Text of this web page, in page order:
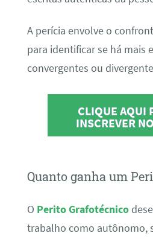
A perícia envolve o
para identificar se há mais
convergentes ou
CLIQUE AQUI
INSCREVER
Quanto ganha um
O Perito Grafotécnico
trabalho como autônomo,